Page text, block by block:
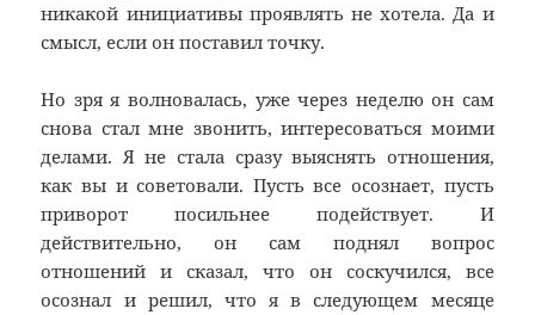
никакой инициативы проявлять не хотела. Да и
смысл, если он поставил точку.
Но зря я волновалась, уже через неделю он сам
снова стал мне звонить, интересоваться моими
делами. Я не стала сразу выяснять отношения,
как вы и советовали. Пусть все осознает, пусть
приворот посильнее подействует. И
действительно, он сам поднял вопрос
отношений и сказал, что он соскучился, все
осознал и решил, что я в следующем месяце